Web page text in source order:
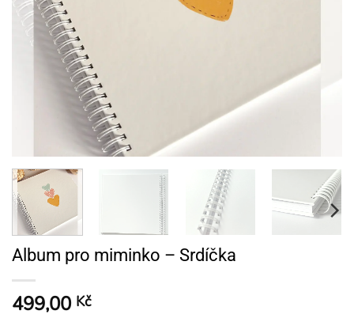
Album pro miminko – Srdíčka
499,00 Kč